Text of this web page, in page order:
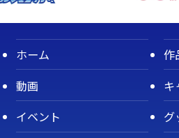
ホーム
作
動画
キ
イベント
グ